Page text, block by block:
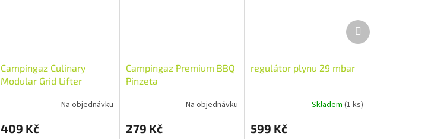
Campingaz Culinary
Modular Grid Lifter
Na objednávku
409 Kč
Campingaz Premium BBQ
Pinzeta
Na objednávku
279 Kč
regulátor plynu 29 mbar
Skladem (1 ks)
599 Kč
Další
produkt